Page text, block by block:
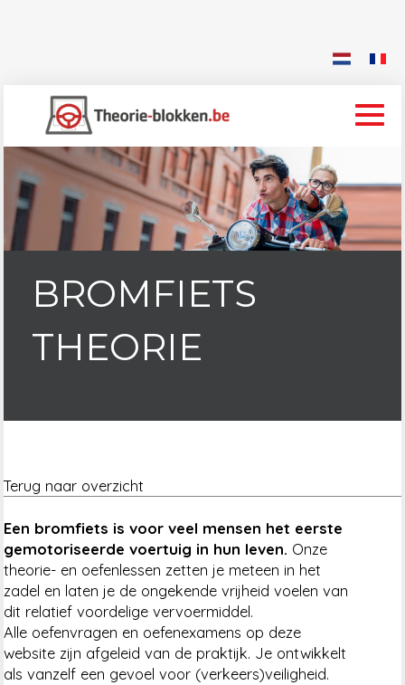
BROMFIETS
THEORIE
Terug naar overzicht
Een bromfiets is voor veel mensen het eerste
gemotoriseerde voertuig in hun leven. Onze
theorie- en oefenlessen zetten je meteen in het
zadel en laten je de ongekende vrijheid voelen van
dit relatief voordelige vervoermiddel.
Alle oefenvragen en oefenexamens op deze
website zijn afgeleid van de praktijk. Je ontwikkelt
als vanzelf een gevoel voor (verkeers)veiligheid.